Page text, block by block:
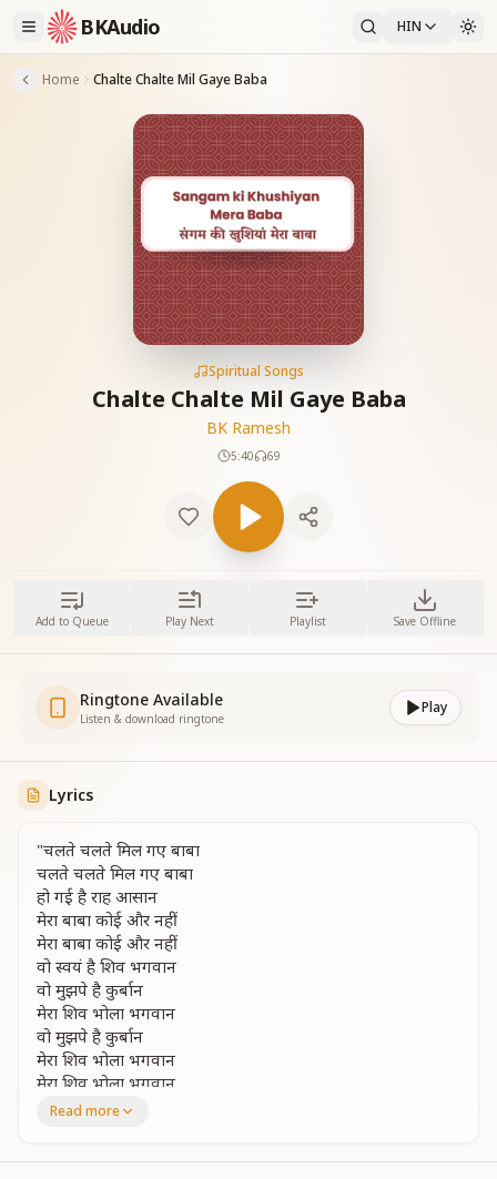
BKAudio HIN
Home Chalte Chalte Mil Gaye Baba
Spiritual Songs
Chalte Chalte Mil Gaye Baba
BK Ramesh
5:40 69
Add to Queue Play Next Playlist Save Offline
Ringtone Available
Listen & download ringtone
Play
Lyrics
"चलते चलते मिल गए बाबा
चलते चलते मिल गए बाबा
हो गई है राह आसान
मेरा बाबा कोई और नहीं
मेरा बाबा कोई और नहीं
वो स्वयं है शिव भगवान
वो मुझपे है कुर्बान
मेरा शिव भोला भगवान
वो मुझपे है कुर्बान
मेरा शिव भोला भगवान
मेरा शिव भोला भगवान
चलते चलते मिल गए बाबा
Read more